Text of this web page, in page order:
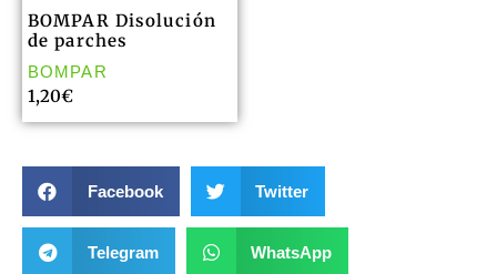
BOMPAR Disolución
de parches
BOMPAR
1,20€
Facebook Twitter
Telegram WhatsApp